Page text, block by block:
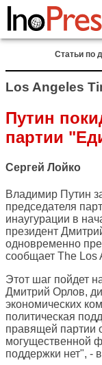
Статьи по
Los Angeles
Путин
партии
Сергей Лойко
Владимир Путин
председателя
инаугурации в
президент
одновременно
сообщает The Los
Этот шаг пойдет
Дмитрий Орлов,
экономических
политическая
правящей партии
могущественной
поддержки нет", -